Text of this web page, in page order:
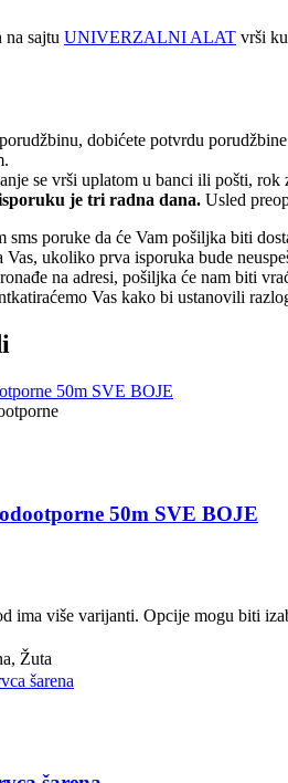
na sajtu UNIVERZALNI ALAT vrši
dobićete potvrdu
se vrši uplatom u banci ili pošti,
je tri radna dana. Usled
sms poruke da će Vam pošiljka biti
Vas, ukoliko prva isporuka bude
na adresi, pošiljka će nam biti
Vas kako bi ustanovili
50m SVE BOJE
ima više varijanti. Opcije mogu biti
, Žuta